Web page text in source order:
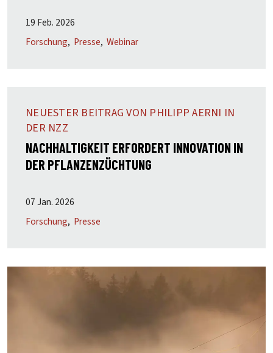
19 Feb. 2026
Forschung Presse Webinar
NEUESTER BEITRAG VON PHILIPP AERNI IN
DER NZZ
NACHHALTIGKEIT ERFORDERT INNOVATION IN
DER PFLANZENZÜCHTUNG
07 Jan. 2026
Forschung Presse